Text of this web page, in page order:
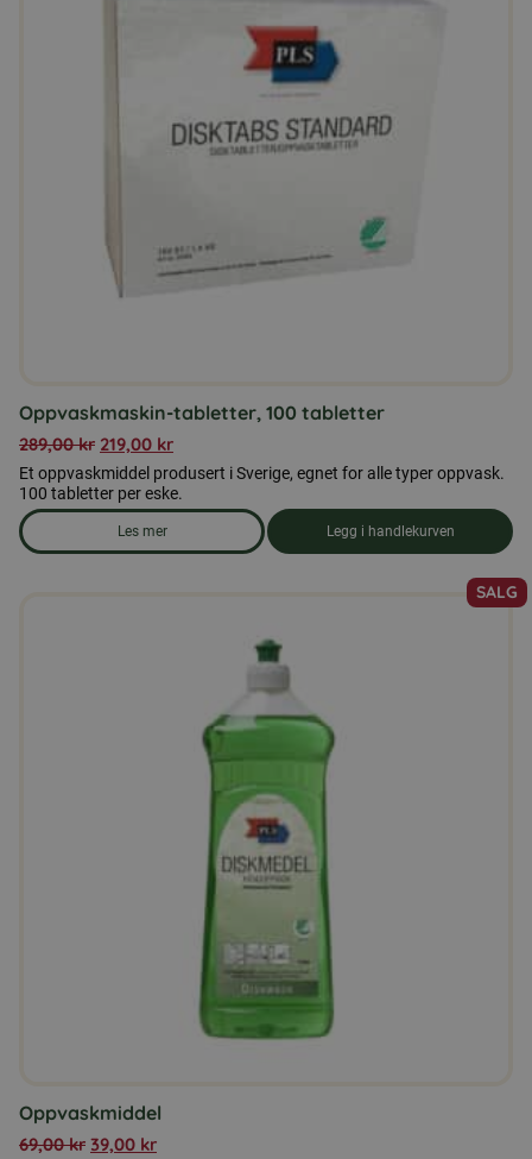
Oppvaskmaskin-tabletter, 100 tabletter
289,00kr 219,00 kr
Et oppvaskmiddel produsert i Sverige, egnet for alle typer oppvask.
100 tabletter per eske.
Les mer
om produkten Oppvaskmaskin-tabletter, 100 tabletter
Legg i handlekurven
SALG
Oppvaskmiddel
69,00kr 39,00 kr